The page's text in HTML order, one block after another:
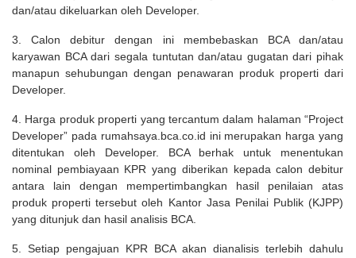
dan/atau dikeluarkan oleh Developer.
3. Calon debitur dengan ini membebaskan BCA dan/atau
karyawan BCA dari segala tuntutan dan/atau gugatan dari pihak
manapun sehubungan dengan penawaran produk properti dari
Developer.
4. Harga produk properti yang tercantum dalam halaman “Project
Developer” pada rumahsaya.bca.co.id ini merupakan harga yang
ditentukan oleh Developer. BCA berhak untuk menentukan
nominal pembiayaan KPR yang diberikan kepada calon debitur
antara lain dengan mempertimbangkan hasil penilaian atas
produk properti tersebut oleh Kantor Jasa Penilai Publik (KJPP)
yang ditunjuk dan hasil analisis BCA.
5. Setiap pengajuan KPR BCA akan dianalisis terlebih dahulu